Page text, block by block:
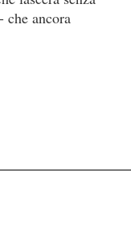
che ancora